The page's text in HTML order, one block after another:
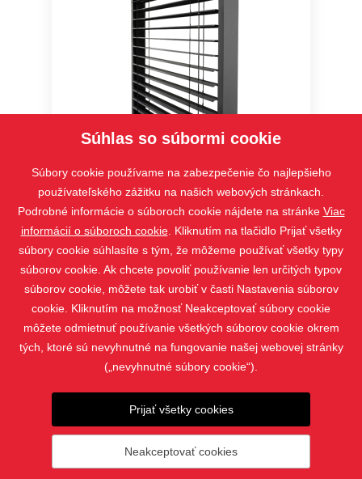
STS , Bravo, VIVA
PRODUKTY
Súhlas so súbormi cookie
Súbory cookie používame na zabezpečenie čo najlepšieho
používateľského zážitku na našich webových stránkach.
Podrobné informácie o súboroch cookie nájdete na stránke Viac
informácií o súboroch cookie. Kliknutím na tlačidlo Prijať všetky
súbory cookie súhlasíte s tým, že môžeme používať všetky typy
súborov cookie. Ak chcete povoliť používanie len určitých typov
súborov cookie, môžete tak urobiť v časti Nastavenia súborov
cookie. Kliknutím na možnosť Neakceptovať súbory cookie
môžete odmietnuť používanie všetkých súborov cookie okrem
tých, ktoré sú nevyhnutné na fungovanie našej webovej stránky
(„nevyhnutné súbory cookie“).
Prijať všetky cookies
Neakceptovať cookies